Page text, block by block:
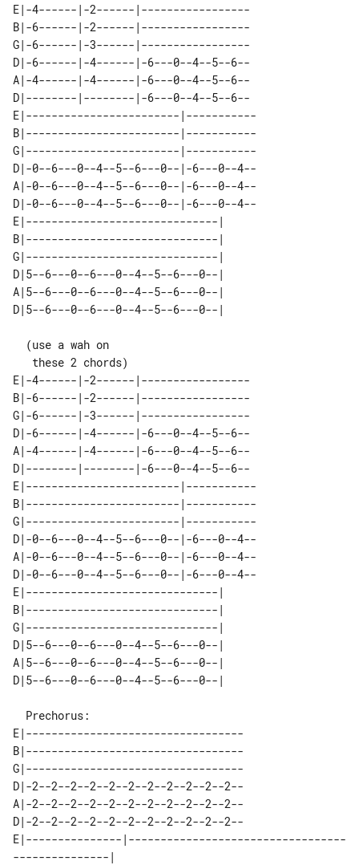
E|-4------|-2------|-----------------
B|-6------|-2------|-----------------
G|-6------|-3------|-----------------
D|-6------|-4------|-6---0--4--5--6--
A|-4------|-4------|-6---0--4--5--6--
D|--------|--------|-6---0--4--5--6--
E|------------------------|-----------
B|------------------------|-----------
G|------------------------|-----------
D|-0--6---0--4--5--6---0--|-6---0--4--
A|-0--6---0--4--5--6---0--|-6---0--4--
D|-0--6---0--4--5--6---0--|-6---0--4--
E|------------------------------|
B|------------------------------|
G|------------------------------|
D|5--6---0--6---0--4--5--6---0--|
A|5--6---0--6---0--4--5--6---0--|
E|-4------|-2------|-----------------
B|-6------|-2------|-----------------
G|-6------|-3------|-----------------
D|-6------|-4------|-6---0--4--5--6--
A|-4------|-4------|-6---0--4--5--6--
D|--------|--------|-6---0--4--5--6--
E|------------------------|-----------
B|------------------------|-----------
G|------------------------|-----------
D|-0--6---0--4--5--6---0--|-6---0--4--
A|-0--6---0--4--5--6---0--|-6---0--4--
D|-0--6---0--4--5--6---0--|-6---0--4--
E|------------------------------|
B|------------------------------|
G|------------------------------|
D|5--6---0--6---0--4--5--6---0--|
A|5--6---0--6---0--4--5--6---0--|
E|----------------------------------
B|----------------------------------
G|----------------------------------
D|-2--2--2--2--2--2--2--2--2--2--2--
A|-2--2--2--2--2--2--2--2--2--2--2--
D|-2--2--2--2--2--2--2--2--2--2--2--
E|---------------|----------------------------------
---------------|